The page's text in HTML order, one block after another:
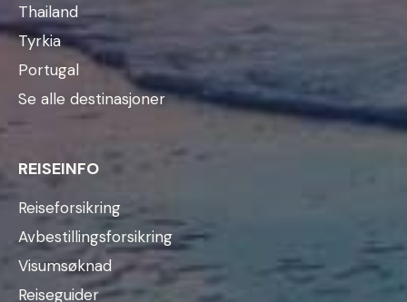
Thailand
Tyrkia
Portugal
Se alle destinasjoner
REISEINFO
Reiseforsikring
Avbestillingsforsikring
Visumsøknad
Reiseguider